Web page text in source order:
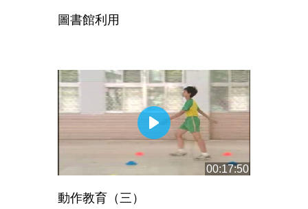
圖書館利用
00:17:50
動作教育（三）